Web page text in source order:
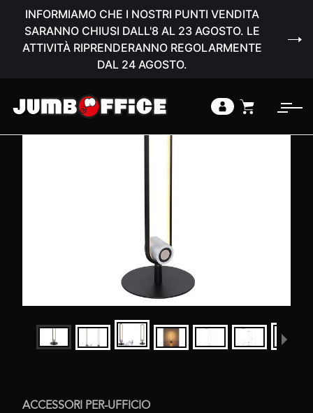
INFORMIAMO CHE I NOSTRI PUNTI VENDITA
SARANNO CHIUSI DALL'8 AL 23 AGOSTO. LE
ATTIVITÀ RIPRENDERANNO REGOLARMENTE
DAL 24 AGOSTO.
ACCESSORI PER-UFFICIO